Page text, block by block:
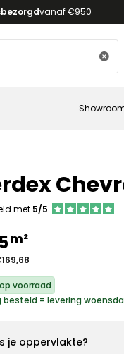
vanaf €950
met 5/5
m²
voorraad
besteld = levering
je oppervlakte?